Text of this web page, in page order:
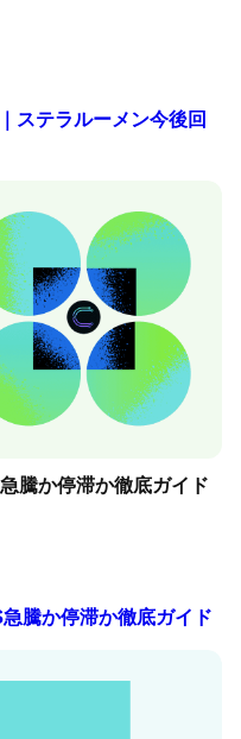
ステラルーメン今後回
騰か停滞か徹底ガイド
騰か停滞か徹底ガイド